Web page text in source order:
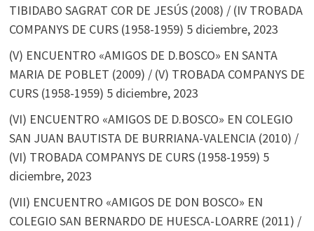
TIBIDABO SAGRAT COR DE JESÚS (2008) / (IV TROBADA
COMPANYS DE CURS (1958-1959) 5 diciembre, 2023
(V) ENCUENTRO «AMIGOS DE D.BOSCO» EN SANTA
MARIA DE POBLET (2009) / (V) TROBADA COMPANYS DE
CURS (1958-1959) 5 diciembre, 2023
(VI) ENCUENTRO «AMIGOS DE D.BOSCO» EN COLEGIO
SAN JUAN BAUTISTA DE BURRIANA-VALENCIA (2010) /
(VI) TROBADA COMPANYS DE CURS (1958-1959) 5
diciembre, 2023
(VII) ENCUENTRO «AMIGOS DE DON BOSCO» EN
COLEGIO SAN BERNARDO DE HUESCA-LOARRE (2011) /